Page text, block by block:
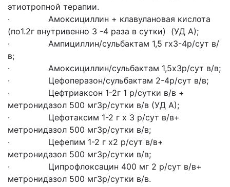
этиотропной терапии.
· Амоксициллин + клавулановая кислота
(по1.2г внутривенно 3 -4 раза в сутки) (УД А);
· Ампициллин/сульбактам 1,5 гх3-4р/сут в/
в;
· Амоксициллин/сульбактам 1,5х3р/сут в/в;
· Цефоперазон/сульбактам 2-4р/сут в/в;
· Цефтриаксон 1-2г 1 р/сутки в/в +
метронидазол 500 мг3р/сутки в/в (УД А);
· Цефотаксим 1-2 г х 3 р/сут в/в+
метронидазол 500 мг3р/сутки в/в;
· Цефепим 1-2 г х2 р/сут в/в+
метронидазол 500 мг3р/сутки в/в;
· Ципрофлоксацин 400 мг 2 р/сут в/в+
метронидазол 500 мг3р/сутки в/в.